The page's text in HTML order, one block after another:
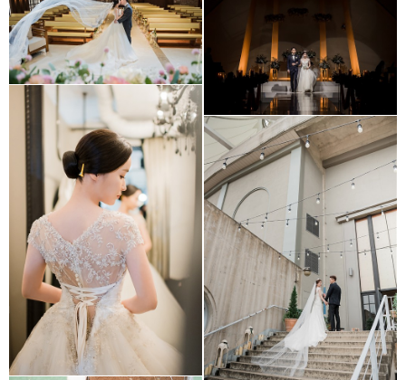
Weston Belif (일산
웨스턴 빌리프)
Laon Square
DO Convention
Grandostium